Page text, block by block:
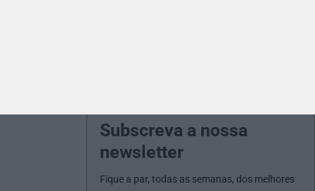
Subscreva a nossa
newsletter
Fique a par, todas as semanas, dos melhores